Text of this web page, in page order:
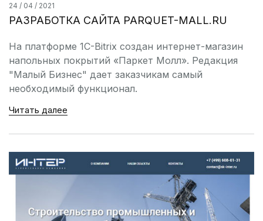
24 / 04 / 2021
РАЗРАБОТКА САЙТА PARQUET-MALL.RU
На платформе 1C-Bitrix создан интернет-магазин
напольных покрытий «Паркет Молл». Редакция
"Малый Бизнес" дает заказчикам самый
необходимый функционал.
Читать далее